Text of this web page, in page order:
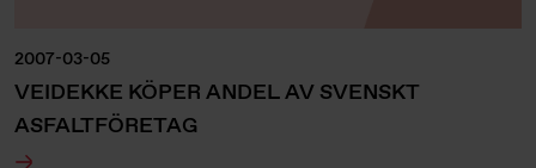
2007-03-05
VEIDEKKE KÖPER ANDEL AV SVENSKT
ASFALTFÖRETAG